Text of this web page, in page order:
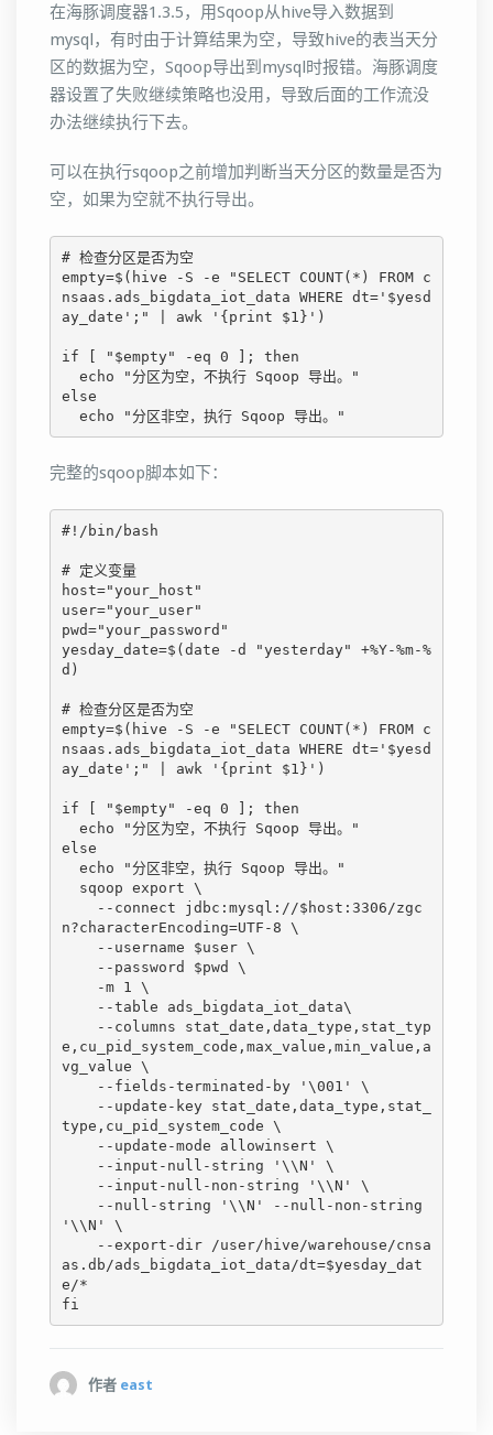
在海豚调度器1.3.5，用Sqoop从hive导入数据到
mysql，有时由于计算结果为空，导致hive的表当天分
区的数据为空，Sqoop导出到mysql时报错。海豚调度
器设置了失败继续策略也没用，导致后面的工作流没
办法继续执行下去。
可以在执行sqoop之前增加判断当天分区的数量是否为
空，如果为空就不执行导出。
# 检查分区是否为空
empty=$(hive -S -e "SELECT COUNT(*) FROM c
nsaas.ads_bigdata_iot_data WHERE dt='$yesd
ay_date';" | awk '{print $1}')
if [ "$empty" -eq 0 ]; then
else
  echo "分区非空，执行 Sqoop 导出。"
完整的sqoop脚本如下：
#!/bin/bash
# 定义变量
host="your_host"
user="your_user"
pwd="your_password"
yesday_date=$(date -d "yesterday" +%Y-%m-%
d)
# 检查分区是否为空
empty=$(hive -S -e "SELECT COUNT(*) FROM c
nsaas.ads_bigdata_iot_data WHERE dt='$yesd
ay_date';" | awk '{print $1}')
if [ "$empty" -eq 0 ]; then
else
n?characterEncoding=UTF-8 \
e,cu_pid_system_code,max_value,min_value,a
vg_value \
type,cu_pid_system_code \
'\\N' \
as.db/ads_bigdata_iot_data/dt=$yesday_dat
e/*
fi
作者 east